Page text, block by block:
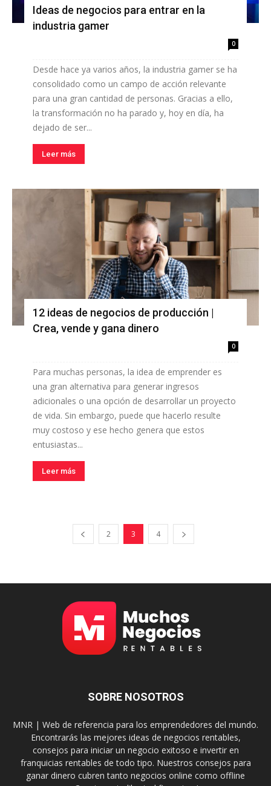
Ideas de negocios para entrar en la
industria gamer
0
Desde hace ya varios años, la industria gamer se ha
consolidado como un campo de acción relevante
para una gran cantidad de personas. Gracias a ello,
la transformación no ha parado y, hoy en día, ha
dejado de ser...
Leer más
12 ideas de negocios de producción |
Crea, vende y gana dinero
0
Para muchas personas, la idea de emprender es
una gran alternativa para generar ingresos
adicionales o una opción de desarrollar un proyecto
de vida. Sin embargo, puede que hacerlo resulte
muy costoso y ese hecho genera que estos
entusiastas...
Leer más
2 3 4
SOBRE NOSOTROS
MNR | Web de referencia para los emprendedores del mundo.
Encontrarás las mejores ideas de negocios rentables,
consejos para iniciar un negocio exitoso e invertir en
franquicias rentables de todo tipo. Nuestros consejos para
ganar dinero cubren tanto negocios online como offline